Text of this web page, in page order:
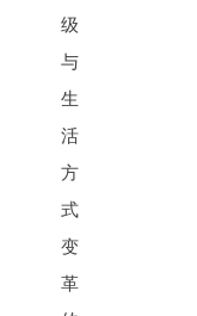
级
与
生
活
方
式
变
革